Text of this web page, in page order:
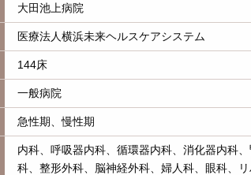
大田池上病院
医療法人横浜未来ヘルスケアシステム
144床
一般病院
急性期、慢性期
内科、呼吸器内科、循環器内科、消化器内科
科、整形外科、脳神経外科、婦人科、眼科、